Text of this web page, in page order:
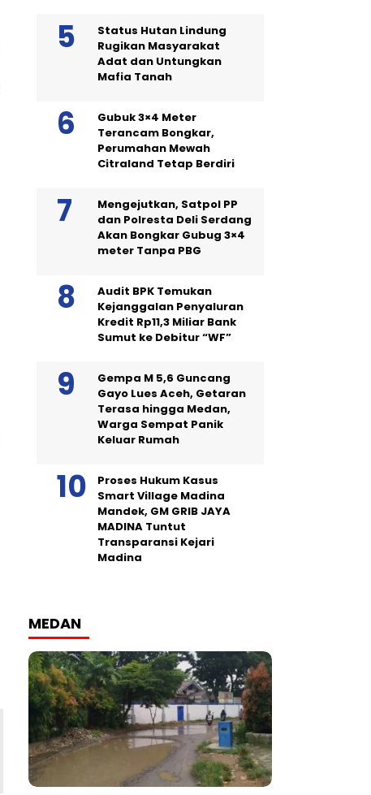
Status Hutan Lindung
Rugikan Masyarakat
Adat dan Untungkan
Mafia Tanah
Gubuk 3×4 Meter
Terancam Bongkar,
Perumahan Mewah
Citraland Tetap Berdiri
Mengejutkan, Satpol PP
dan Polresta Deli Serdang
Akan Bongkar Gubug 3×4
meter Tanpa PBG
Audit BPK Temukan
Kejanggalan Penyaluran
Kredit Rp11,3 Miliar Bank
Sumut ke Debitur “WF”
Gempa M 5,6 Guncang
Gayo Lues Aceh, Getaran
Terasa hingga Medan,
Warga Sempat Panik
Keluar Rumah
Proses Hukum Kasus
Smart Village Madina
Mandek, GM GRIB JAYA
MADINA Tuntut
Transparansi Kejari
Madina
MEDAN